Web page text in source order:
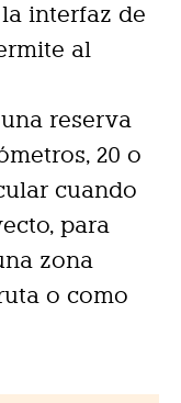
interfaz de
al
reserva
20 o
cuando
para
zona
o como